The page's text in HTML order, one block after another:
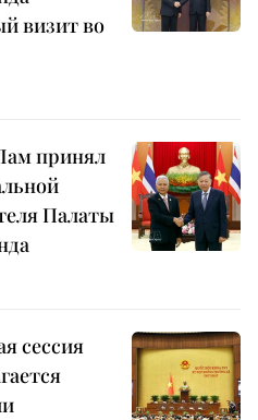
визит во
принял
Палаты
сессия